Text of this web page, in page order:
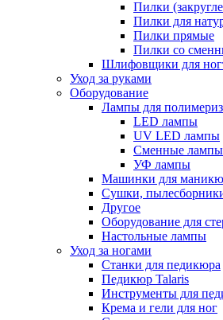
Пилки
Пилки для
Пилки прямые
Пилки со
Шлифовщики для
Уход за руками
Оборудование
Лампы для
LED лампы
UV LED лампы
Сменные лампы
УФ лампы
Машинки для
Сушки,
Другое
Оборудование для
Настольные лампы
Уход за ногами
Станки для педикюра
Педикюр Talaris
Инструменты для
Крема и гели для ног